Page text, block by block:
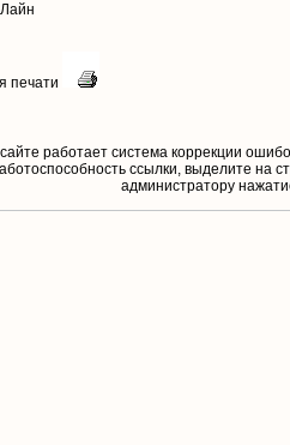
печати
работает система коррекции
ссылки, выделите на
aдминистратору